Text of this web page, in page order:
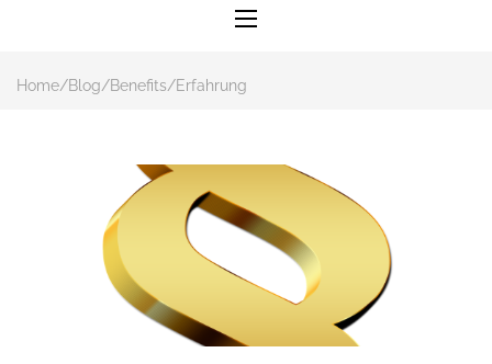
Home/Blog/Benefits/Erfahrung